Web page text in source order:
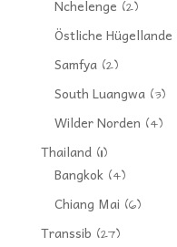
Nchelenge (2)
Östliche Hügellande
Samfya(2)
South Luangwa(3)
Wilder Norden (4)
Thailand(11)
Bangkok(4)
Chiang Mai (6)
Transsib (27)